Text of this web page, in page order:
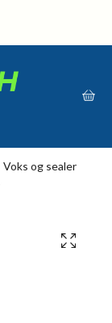
Voks og sealer